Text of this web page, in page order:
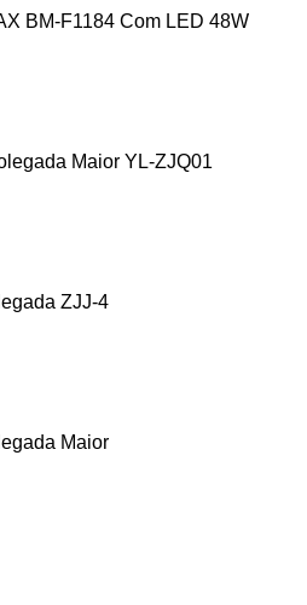
BM-F1184 Com LED 48W
Maior YL-ZJQ01
ZJJ-4
Maior